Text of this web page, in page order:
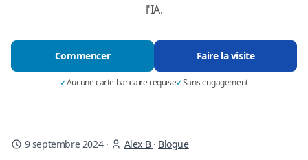
l'IA.
Commencer Faire la visite
✓Aucune carte bancaire requise✓Sans engagement
9 septembre 2024· Alex B · Blogue